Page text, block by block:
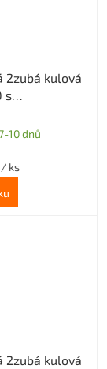
2zubá kulová
s
0,5
10 dnů
/ ks
2zubá kulová